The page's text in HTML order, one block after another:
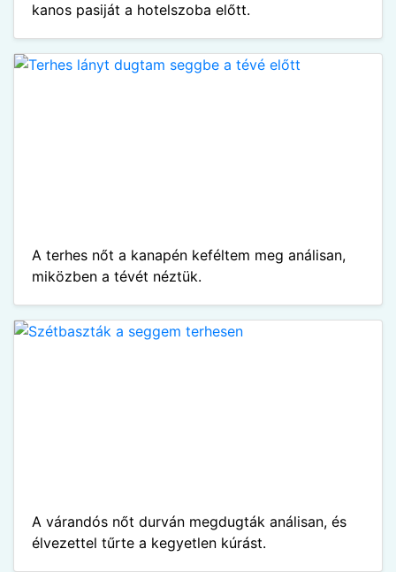
kanos pasiját a hotelszoba előtt.
A terhes nőt a kanapén keféltem meg análisan,
miközben a tévét néztük.
A várandós nőt durván megdugták análisan, és
élvezettel tűrte a kegyetlen kúrást.